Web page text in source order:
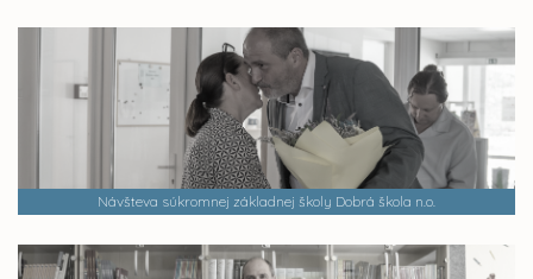
Návšteva súkromnej základnej školy Dobrá škola n.o.